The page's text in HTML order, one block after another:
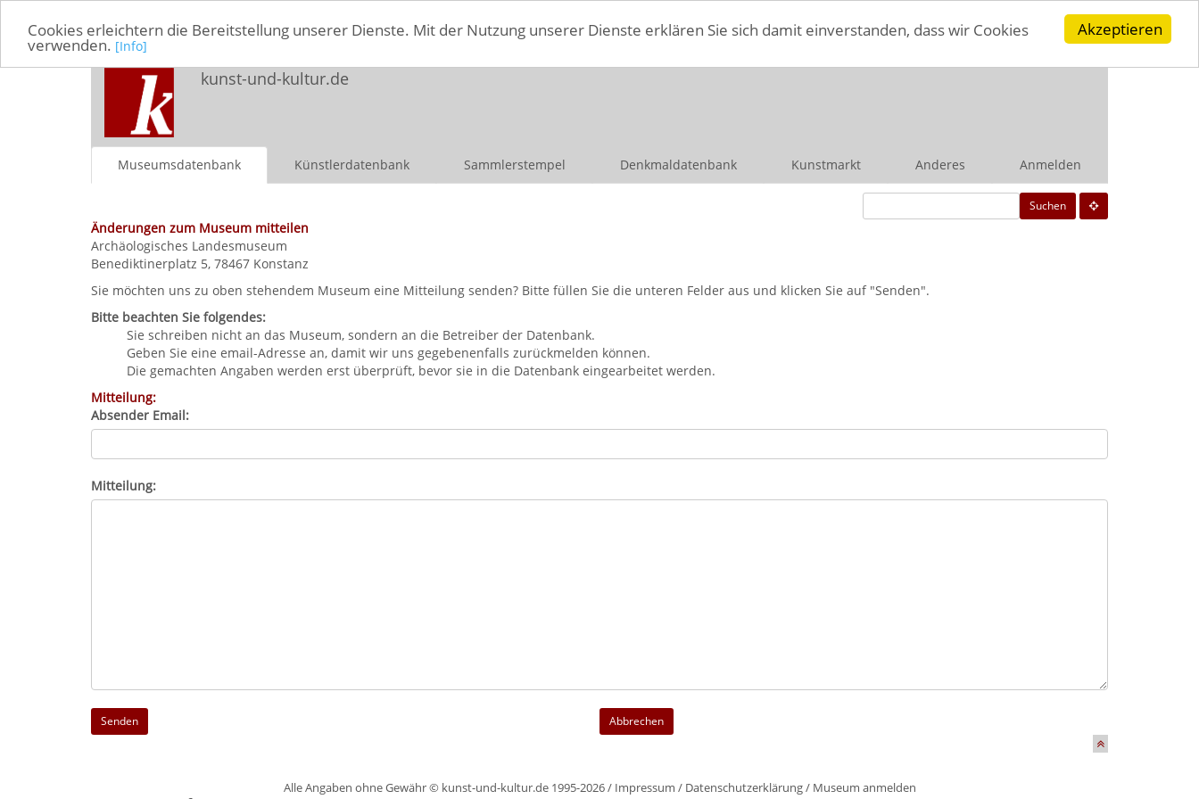
Akzeptieren
Cookies erleichtern die Bereitstellung unserer Dienste. Mit der Nutzung unserer Dienste erklären Sie sich damit einverstanden, dass wir Cookies
verwenden. [Info]
kunst-und-kultur.de
Museumsdatenbank Künstlerdatenbank Sammlerstempel Denkmaldatenbank Kunstmarkt Anderes Anmelden
Suchen
Änderungen zum Museum mitteilen
Archäologisches Landesmuseum
Benediktinerplatz 5, 78467 Konstanz
Sie möchten uns zu oben stehendem Museum eine Mitteilung senden? Bitte füllen Sie die unteren Felder aus und klicken Sie auf "Senden".
Bitte beachten Sie folgendes:
Sie schreiben nicht an das Museum, sondern an die Betreiber der Datenbank.
Geben Sie eine email-Adresse an, damit wir uns gegebenenfalls zurückmelden können.
Die gemachten Angaben werden erst überprüft, bevor sie in die Datenbank eingearbeitet werden.
Mitteilung:
Absender Email:
Mitteilung:
Abbrechen
Alle Angaben ohne Gewähr © kunst-und-kultur.de 1995-2026 / Impressum / Datenschutzerklärung/ Museum anmelden